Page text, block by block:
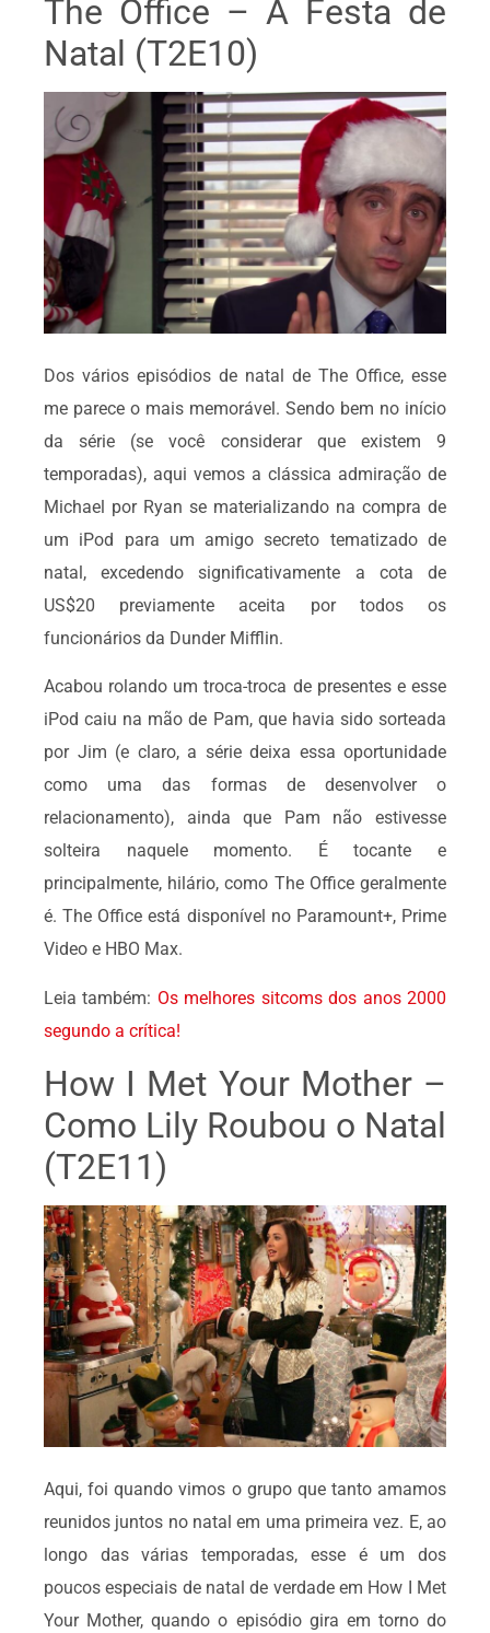
The Office – A Festa de
Natal (T2E10)
Dos vários episódios de natal de The Office, esse
me parece o mais memorável. Sendo bem no início
da série (se você considerar que existem 9
temporadas), aqui vemos a clássica admiração de
Michael por Ryan se materializando na compra de
um iPod para um amigo secreto tematizado de
natal, excedendo significativamente a cota de
US$20 previamente aceita por todos os
funcionários da Dunder Mifflin.
Acabou rolando um troca-troca de presentes e esse
iPod caiu na mão de Pam, que havia sido sorteada
por Jim (e claro, a série deixa essa oportunidade
como uma das formas de desenvolver o
relacionamento), ainda que Pam não estivesse
solteira naquele momento. É tocante e
principalmente, hilário, como The Office geralmente
é. The Office está disponível no Paramount+, Prime
Video e HBO Max.
Leia também: Os melhores sitcoms dos anos 2000
segundo a crítica!
How I Met Your Mother –
Como Lily Roubou o Natal
(T2E11)
Aqui, foi quando vimos o grupo que tanto amamos
reunidos juntos no natal em uma primeira vez. E, ao
longo das várias temporadas, esse é um dos
poucos especiais de natal de verdade em How I Met
Your Mother, quando o episódio gira em torno do